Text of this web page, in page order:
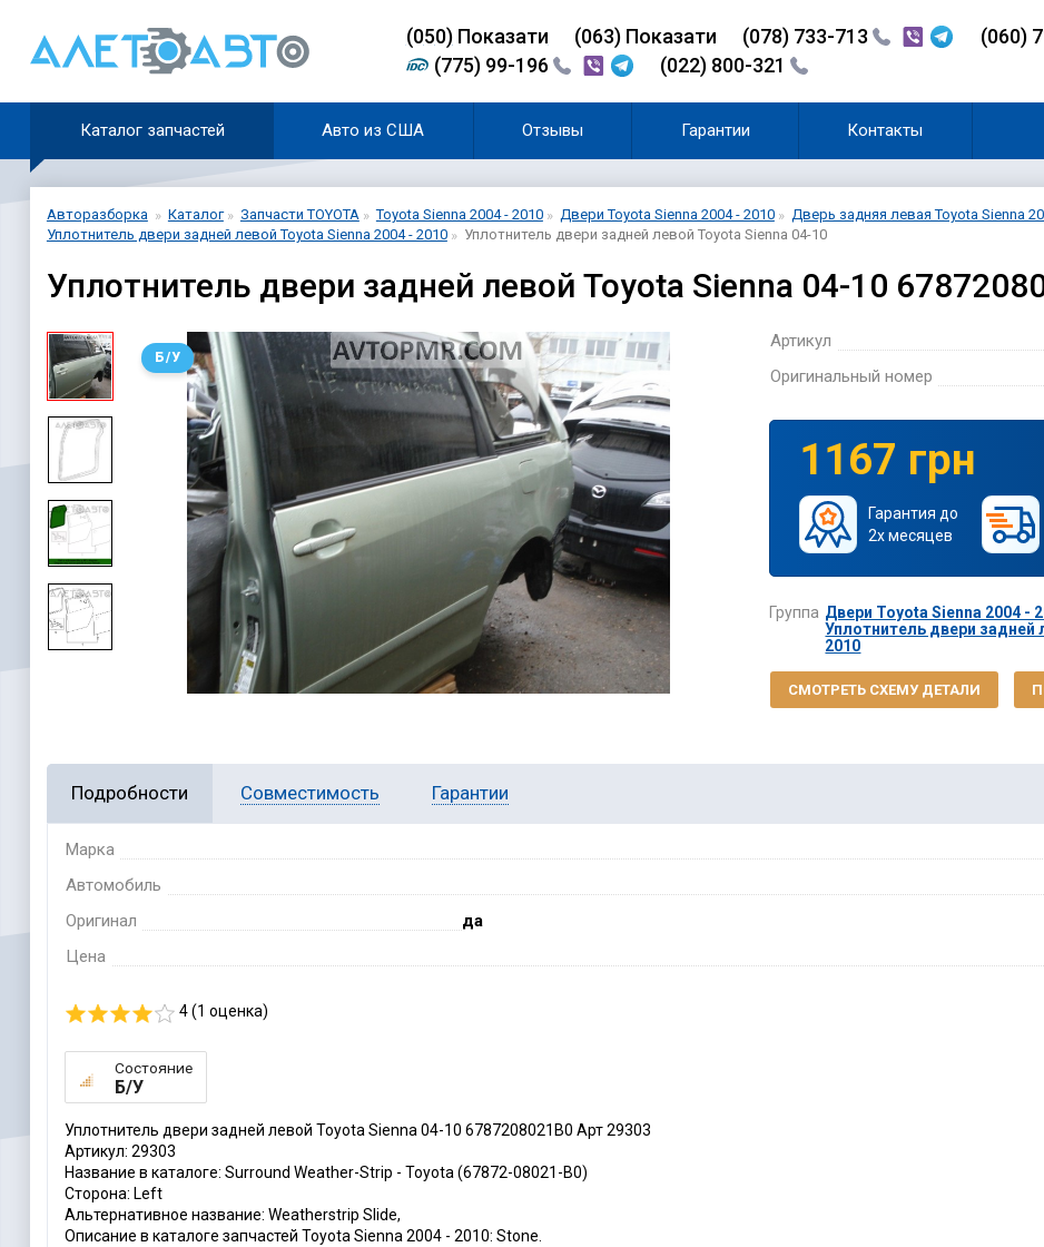
(050)Показати (063) Показати (078) 733-713
(060)
(775) 99-196
(022) 800-321
Каталог запчастей Авто из США Отзывы Гарантии Контакты
Авторазборка Каталог Запчасти TOYOTA Toyota Sienna 2004 - 2010 Двери Toyota Sienna 2004 - 2010
Дверь задняя левая Toyota Sienna
Уплотнитель двери задней левой Toyota Sienna 2004 - 2010
Уплотнитель двери задней левой Toyota Sienna 04-10
Уплотнитель двери задней левой Toyota Sienna 04-10
Б/У
Артикул
Оригинальный номер
1167 грн
Гарантия до
2х месяцев
Группа Двери Toyota Sienna 2004 -
Уплотнитель двери задней
2010
СМОТРЕТЬ СХЕМУ ДЕТАЛИ
Подробности Совместимость Гарантии
Марка
Автомобиль
Оригинал
да
Цена
4 (1 оценка)
Состояние
Б/У
Уплотнитель двери задней левой Toyota Sienna 04-10 6787208021B0 Арт 29303
Артикул: 29303
Название в каталоге: Surround Weather-Strip - Toyota (67872-08021-B0)
Сторона: Left
Альтернативное название: Weatherstrip Slide,
Описание в каталоге запчастей Toyota Sienna 2004 - 2010: Stone.